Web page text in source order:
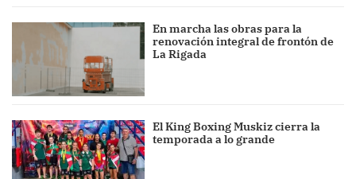
En marcha las obras para la
renovación integral de frontón de
La Rigada
El King Boxing Muskiz cierra la
temporada a lo grande